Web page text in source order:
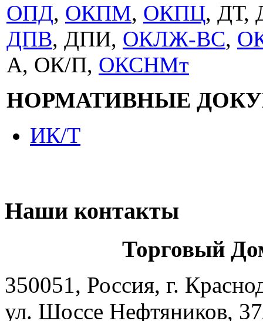
ОПД, ОКПМ, ОКПЦ, ДТ,
ДПВ, ДПИ, ОКЛЖ-ВС,
А, ОК/П, ОКСНМт
НОРМАТИВНЫЕ
ИК/Т
Наши контакты
Торговый
350051, Россия, г.
ул. Шоссе Нефтяников,